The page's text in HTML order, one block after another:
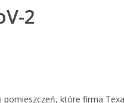
2
które firma